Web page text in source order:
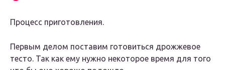
Процесс приготовления.
Первым делом поставим готовиться дрожжевое
тесто. Так как ему нужно некоторое время для того